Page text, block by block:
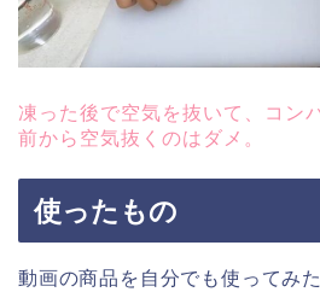
凍った後で空気を抜いて、コン
前から空気抜くのはダメ。
使ったもの
動画の商品を自分でも使ってみた